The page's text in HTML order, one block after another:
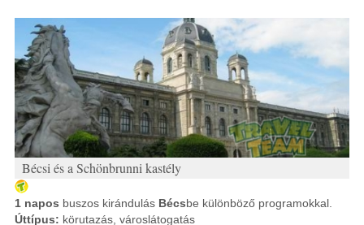
Bécsi és a Schönbrunni kastély
1 napos buszos kirándulás Bécsbe különböző programokkal.
Úttípus: körutazás, városlátogatás